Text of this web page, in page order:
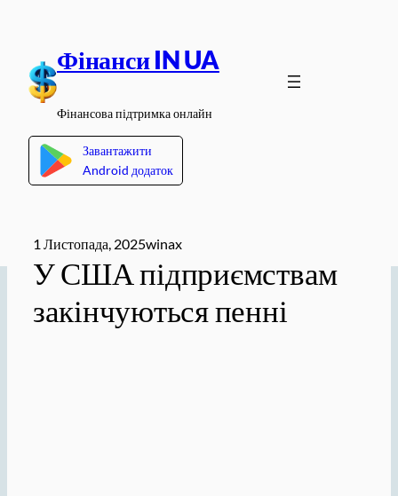
вмісту
Фінанси IN UA
Фінансова підтримка онлайн
Завантажити
Android додаток
1 Листопада, 2025winax
У США підприємствам
закінчуються пенні